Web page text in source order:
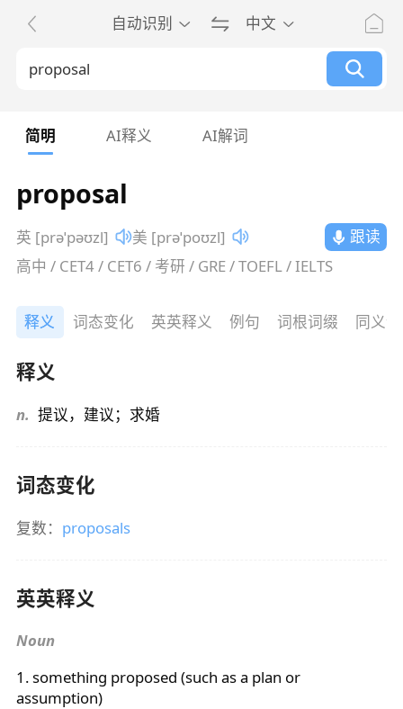
自动识别 中文
简明 AI释义 AI解词
proposal
英 [prəˈpəʊzl] 美 [prəˈpoʊzl]
跟读
高中 / CET4 / CET6 / 考研 / GRE / TOEFL / IELTS
释义 词态变化 英英释义 例句 词根词缀 同义词
释义
n. 提议，建议；求婚
词态变化
复数： proposals
英英释义
Noun
1. something proposed (such as a plan or
assumption)